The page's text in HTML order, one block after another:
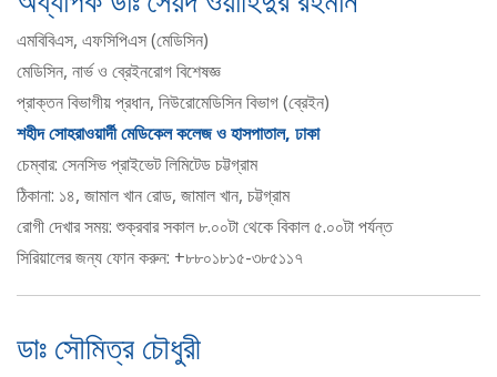
এমবিবিএস, এফসিপিএস (মেডিসিন)
মেডিসিন, নার্ভ ও ব্রেইনরোগ বিশেষজ্ঞ
প্রাক্তন বিভাগীয় প্রধান, নিউরোমেডিসিন বিভাগ (ব্রেইন)
শহীদ সোহরাওয়ার্দী মেডিকেল কলেজ ও হাসপাতাল, ঢাকা
চেম্বার: সেনসিভ প্রাইভেট লিমিটেড চট্টগ্রাম
ঠিকানা: ১৪, জামাল খান রোড, জামাল খান, চট্টগ্রাম
রোগী দেখার সময়: শুক্রবার সকাল ৮.০০টা থেকে বিকাল ৫.০০টা পর্যন্ত
সিরিয়ালের জন্য ফোন করুন: +৮৮০১৮১৫-৩৮৫১১৭
ডাঃ সৌমিত্র চৌধুরী